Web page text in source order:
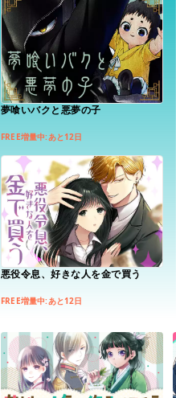
夢喰いバクと悪夢の子
FREE増量中:あと12日
悪役令息、好きな人を金で買う
FREE増量中:あと12日